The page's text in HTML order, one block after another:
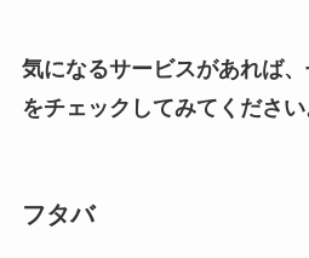
気になるサービスがあれば
をチェックしてみてください
フタバ